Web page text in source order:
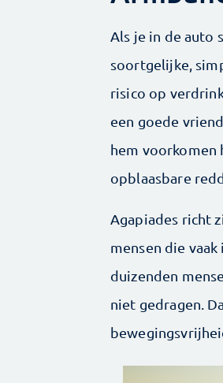
Als je in de auto
soortgelijke,
risico op
een goede
hem voorkomen
opblaasbare
Agapiades richt
mensen die
duizenden
niet gedragen.